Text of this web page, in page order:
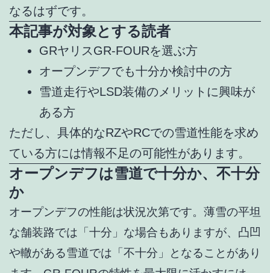
なるはずです。
本記事が対象とする読者
GRヤリスGR-FOURを選ぶ方
オープンデフでも十分か検討中の方
雪道走行やLSD装備のメリットに興味が
ある方
ただし、具体的なRZやRCでの雪道性能を求め
ている方には情報不足の可能性があります。
オープンデフは雪道で十分か、不十分
か
オープンデフの性能は状況次第です。薄雪の平坦
な舗装路では「十分」な場合もありますが、凸凹
や轍がある雪道では「不十分」となることがあり